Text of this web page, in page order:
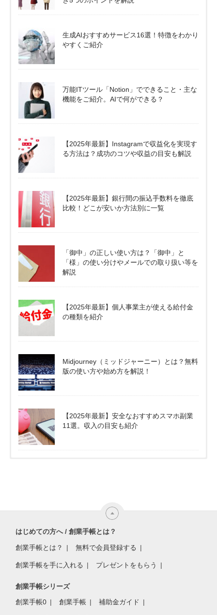
生成AIおすすめサービス16選！特徴をわかり
やすくご紹介
万能ITツール「Notion」でできること・主な
機能をご紹介。AIで何ができる？
【2025年最新】Instagramで収益化を実現す
る方法は？成功のコツや収益の目安も解説
【2025年最新】銀行間の振込手数料を徹底
比較！どこが安いか方法別に一覧
「御中」の正しい使い方は？「御中」と
「様」の使い分けやメールでの取り扱い等を
解説
【2025年最新】個人事業主が使える給付金
の種類を紹介
Midjourney（ミッドジャーニー）とは？無料
版の使い方や始め方を解説！
【2025年最新】安全なおすすめスマホ副業
11選。収入の目安も紹介
はじめての方へ / 創業手帳とは？
創業手帳とは？ 無料で会員登録する
創業手帳を手に入れる プレゼントをもらう
創業手帳シリーズ
創業手帳0 創業手帳 補助金ガイド